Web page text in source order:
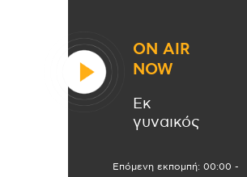
ON AIR
NOW
Εκ
γυναικός
Επόμενη εκπομπή: 00:00 -